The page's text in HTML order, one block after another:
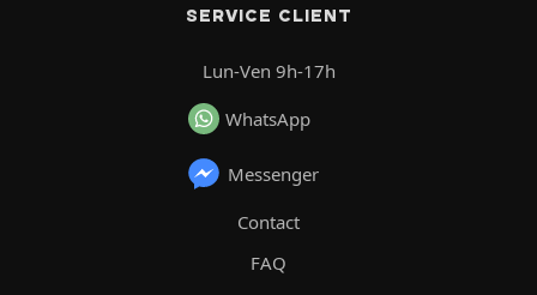
SERVICE CLIENT
Lun-Ven 9h-17h
WhatsApp
Messenger
Contact
FAQ